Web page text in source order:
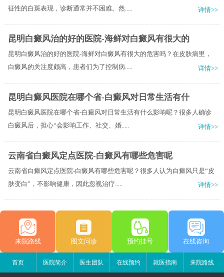
征性的白斑表现，诊断通常并不困难。然.....
详情>>
昆明白癜风治的好的医院-海鲜对白癜风有很大的
昆明白癜风治的好的医院-海鲜对白癜风有很大的危害吗？在皮肤病里，
白癜风的关注度颇高，患者们为了控制病.....
详情>>
昆明白癜风医院在哪个省-白癜风对日常生活有什
昆明白癜风医院在哪个省-白癜风对日常生活有什么影响呢？很多人确诊
白癜风后，担心“会影响工作、社交、婚.....
详情>>
云南省白癜风定点医院-白癜风有哪些危害呢
云南省白癜风定点医院-白癜风有哪些危害呢？很多人认为白癜风只是“皮
肤变白”，不影响健康，因此忽视治疗.....
详情>>
来院路线 图文问诊 预约挂号 在线咨询
首页 医院简介 医生团队 在线预约 就医指南 来院路线